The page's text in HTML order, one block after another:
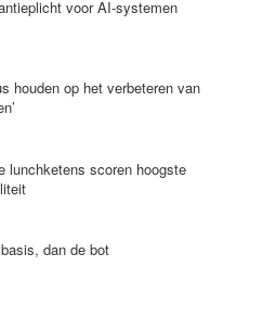
voor AI-systemen
houden op het verbeteren van
lunchketens scoren hoogste
dan de bot